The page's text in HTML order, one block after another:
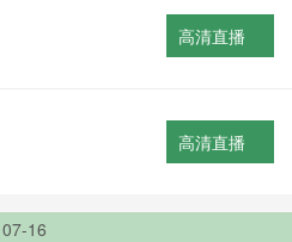
高清直播
高清直播
07-16